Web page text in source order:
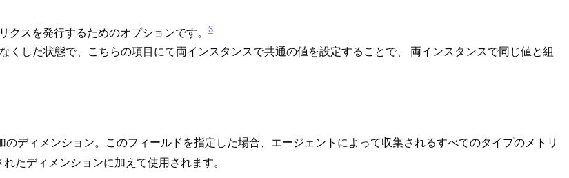
クスを発行するためのオプションです。3
した状態で、こちらの項目にて両インスタンスで共通の値を設定することで、 両インスタンスで同じ値と組
ディメンション。このフィールドを指定した場合、エージェントによって収集されるすべてのタイプのメトリ
たディメンションに加えて使用されます。